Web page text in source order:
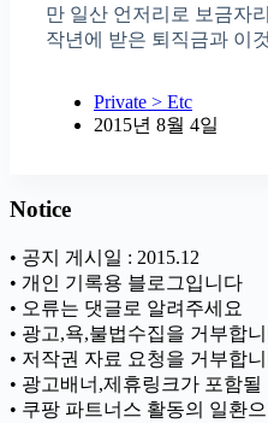
만 일산 언저리로 보금자
작년에 받은 퇴직금과 이
Private > Etc
2015년 8월 4일
Notice
• 공지 게시일 : 2015.12
• 개인 기록용 블로그입니다
• 오류는 댓글로 알려주세요
• 광고,욕,불법수집을 거부합
• 저작권 자료 요청을 거부합
• 광고배너,제휴링크가 포함
• 쿠팡 파트너스 활동의 일환